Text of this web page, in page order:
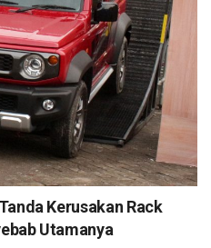
Kerusakan Rack
Utamanya